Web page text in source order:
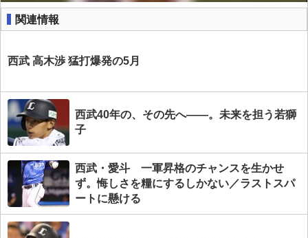
関連情報
西武 高木渉 猛打爆発の5月
西武40年の、その先へ――。未来を担う若獅
子
西武・愛斗 一軍昇格のチャンスを生かせ
ず。悔しさを糧にするしかない／ラストスパ
ートに懸ける